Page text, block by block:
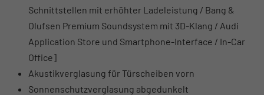
Schnittstellen mit erhöhter Ladeleistung / Bang &
Olufsen Premium Soundsystem mit 3D-Klang / Audi
Application Store und Smartphone-Interface / In-Car
Office]
Akustikverglasung für Türscheiben vorn
Sonnenschutzverglasung abgedunkelt